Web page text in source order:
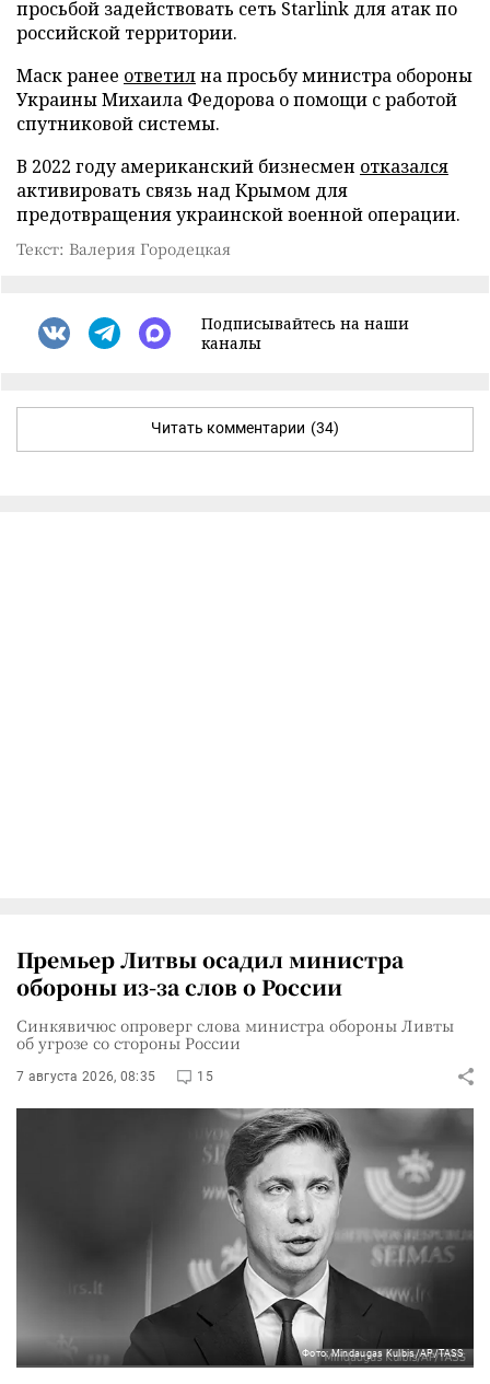
просьбой задействовать сеть Starlink для атак по
российской территории.
Маск ранее ответилна просьбу министра обороны
Украины Михаила Федорова о помощи с работой
спутниковой системы.
В 2022 году американский бизнесмен отказался
активировать связь над Крымом для
предотвращения украинской военной операции.
Текст: Валерия Городецкая
Подписывайтесь на наши
каналы
Читать комментарии (34)
Премьер Литвы осадил министра
обороны из-за слов о России
Синкявичюс опроверг слова министра обороны Ливты
об угрозе со стороны России
7 августа 2026, 08:35 15
Фото: Mindaugas Kulbis/AP/TASS